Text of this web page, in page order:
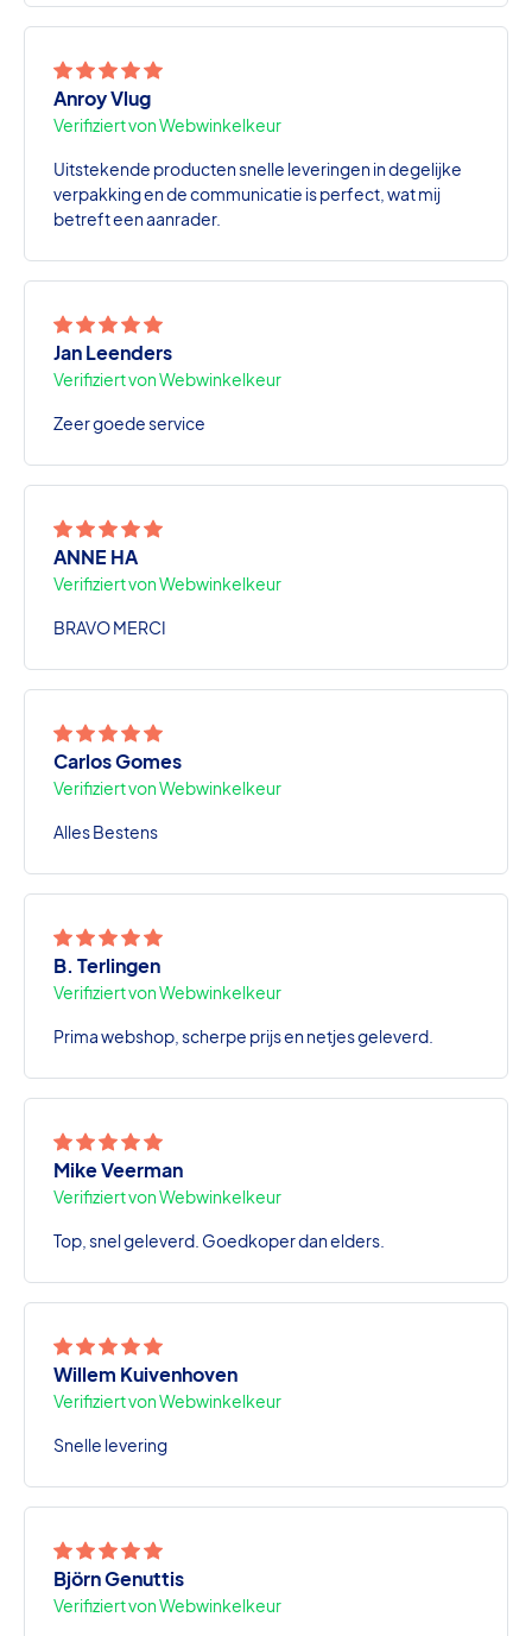
Anroy Vlug
Verifiziert von Webwinkelkeur
Uitstekende producten snelle leveringen in degelijke
verpakking en de communicatie is perfect, wat mij
betreft een aanrader.
Jan Leenders
Verifiziert von Webwinkelkeur
Zeer goede service
ANNE HA
Verifiziert von Webwinkelkeur
BRAVO MERCI
Carlos Gomes
Verifiziert von Webwinkelkeur
Alles Bestens
B. Terlingen
Verifiziert von Webwinkelkeur
Prima webshop, scherpe prijs en netjes geleverd.
Mike Veerman
Verifiziert von Webwinkelkeur
Top, snel geleverd. Goedkoper dan elders.
Willem Kuivenhoven
Verifiziert von Webwinkelkeur
Snelle levering
Björn Genuttis
Verifiziert von Webwinkelkeur